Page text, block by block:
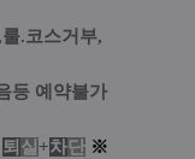
.코스거부,
등 예약불가
퇴 실 +차단 ※